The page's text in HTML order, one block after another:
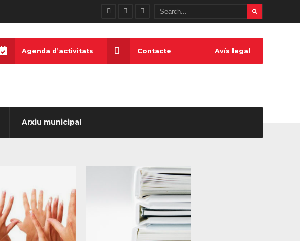
Arxiu municipal
Agenda d’activitats Contacte Avís legal